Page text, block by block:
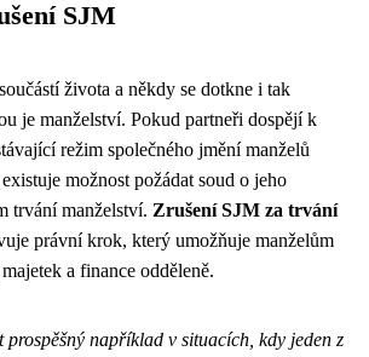
SJM
života a někdy se dotkne i tak
je manželství. Pokud partneři dospějí k
režim společného jmění manželů
možnost požádat soud o jeho
trvání manželství. Zrušení SJM za trvání
právní krok, který umožňuje manželům
a finance odděleně.
prospěšný například v situacích, kdy jeden z